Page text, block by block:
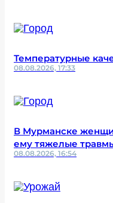
Температурные
08.08.2026, 17:33
В Мурманске
ему тяжелые
08.08.2026, 16:54